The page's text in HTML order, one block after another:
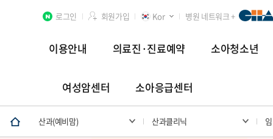
로그인 회원가입 Kor 병원 네트워크 +
이용안내 의료진·진료예약 소아청소년
여성암센터 소아응급센터
산과(예비맘) 산과클리닉